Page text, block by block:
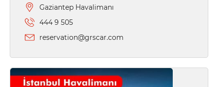
Gaziantep Havalimanı
444 9 505
reservation@grscar.com